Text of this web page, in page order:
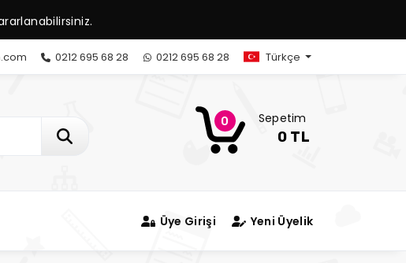
0212 695 68 28 0212 695 68 28 Türkçe
0 Sepetim
0 TL
Üye Girişi Yeni Üyelik